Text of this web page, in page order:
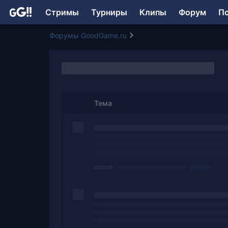
Стримы Турниры Клипы Форум
Форумы GoodGame.ru
Тема